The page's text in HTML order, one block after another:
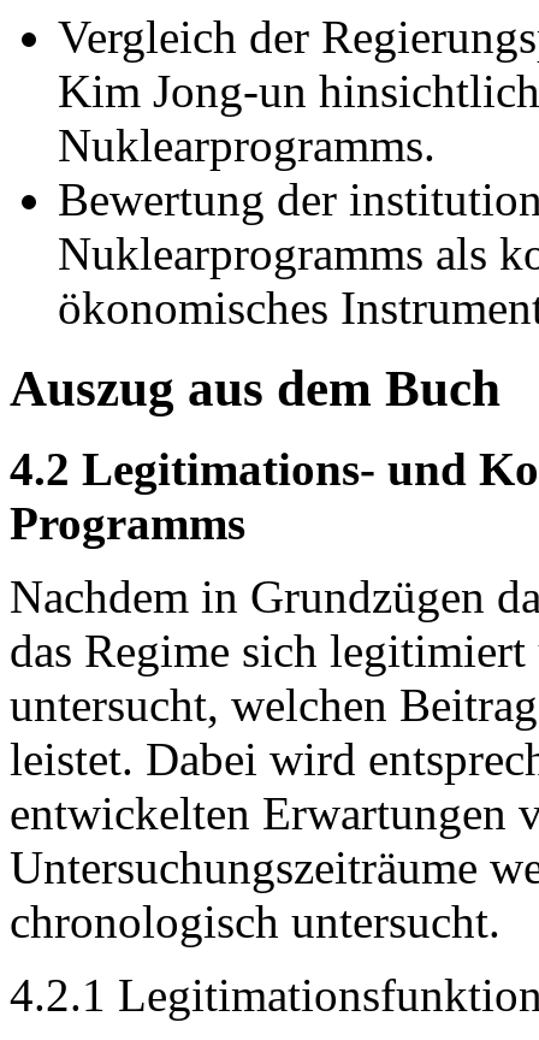
Vergleich der
Kim Jong-un
Nuklearprogramms.
Bewertung der
Nuklearprogramms als
ökonomisches
Auszug aus dem Buch
4.2 Legitimations- und
Programms
Nachdem in Grundzügen
das Regime sich
untersucht, welchen
leistet. Dabei wird
entwickelten Erwartungen
Untersuchungszeiträume
chronologisch untersucht.
4.2.1